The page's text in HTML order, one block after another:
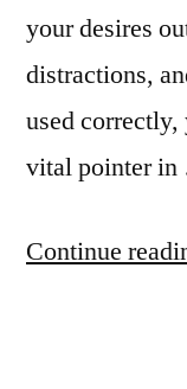
your desires
distractions,
used
vital pointer
Continue